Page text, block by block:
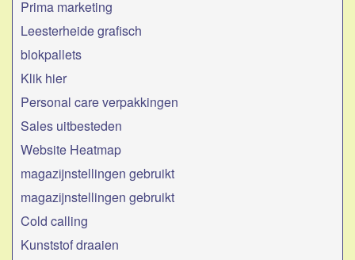
Prima marketing
Leesterheide grafisch
blokpallets
Klik hier
Personal care verpakkingen
Sales uitbesteden
Website Heatmap
magazijnstellingen gebruikt
magazijnstellingen gebruikt
Cold calling
Kunststof draaien